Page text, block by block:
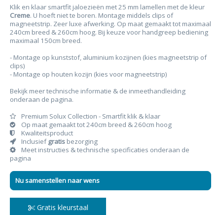
Klik en klaar smartfit jaloezieën met 25 mm lamellen met de kleur
Creme. U hoeft niet te boren. Montage middels clips of
magneetstrip. Zeer luxe afwerking. Op maat gemaakt tot maximaal
240cm breed & 260cm hoog. Bij keuze voor handgreep bediening
maximaal 150cm breed.
- Montage op kunststof, aluminium kozijnen (kies magneetstrip of
clips)
- Montage op houten kozijn (kies voor magneetstrip)
Bekijk meer technische informatie & de inmeethandleiding
onderaan de pagina.
Premium Solux Collection - Smartfit klik & klaar
Op maat gemaakt tot 240cm breed & 260cm hoog
Kwaliteitsproduct
Inclusiefgratis bezorging
Meet instructies & technische specificaties onderaan de
pagina
Nu samenstellen naar wens
Gratis kleurstaal